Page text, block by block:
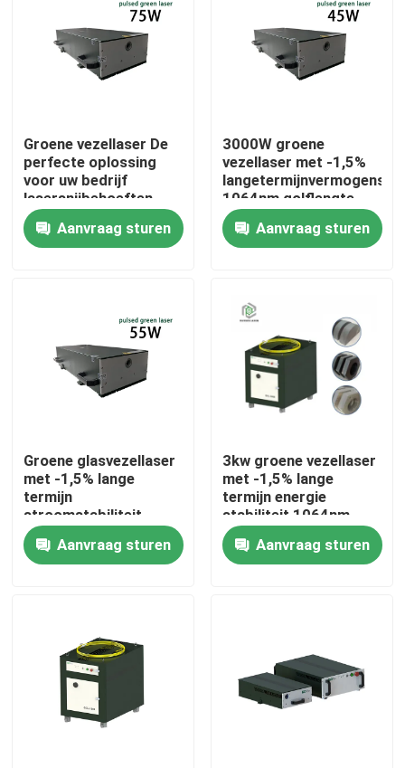
Huis
Videos
Over ons
Fabrieksrondleiding
Neem contact met ons op
Een offerte aanvragen
Groene vezellaser De
perfecte oplossing
voor uw bedrijf
lasersnijbehoeften
Aanvraag sturen
3000W groene
vezellaser met -1,5%
1064nm golflengte
voor productie-
installaties
Aanvraag sturen
Groene glasvezellaser
met -1,5% lange
termijn
stroomstabiliteit
1064nm golflengte
voor productie-
installaties
Aanvraag sturen
3kw groene vezellaser
met -1,5% lange
termijn energie
stabiliteit 1064nm
golflengte voor
productie-installatie
Aanvraag sturen